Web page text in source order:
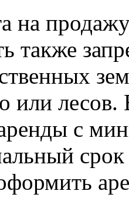
на
также
или
с